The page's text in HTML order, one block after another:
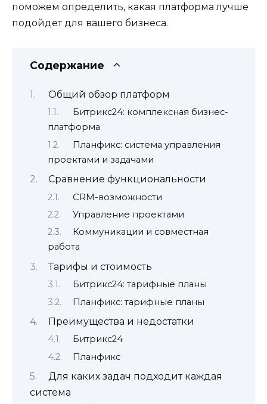
поможем определить, какая платформа лучше
подойдет для вашего бизнеса.
Содержание
Общий обзор платформ
Битрикс24: комплексная бизнес-
платформа
Планфикс: система управления
проектами и задачами
Сравнение функциональности
CRM-возможности
Управление проектами
Коммуникации и совместная
работа
Тарифы и стоимость
Битрикс24: тарифные планы
Планфикс: тарифные планы
Преимущества и недостатки
Битрикс24
Планфикс
Для каких задач подходит каждая
система